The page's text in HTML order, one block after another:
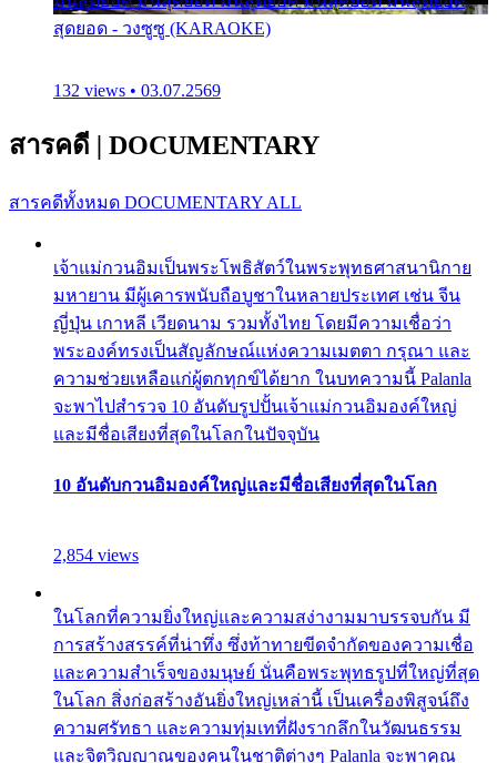
สุดยอด - วงซูซู (KARAOKE)
132 views • 03.07.2569
สารคดี | DOCUMENTARY
สารคดีทั้งหมด DOCUMENTARY ALL
เจ้าแม่กวนอิมเป็นพระโพธิสัตว์ในพระพุทธศาสนานิกาย
มหายาน มีผู้เคารพนับถือบูชาในหลายประเทศ เช่น จีน
ญี่ปุ่น เกาหลี เวียดนาม รวมทั้งไทย โดยมีความเชื่อว่า
พระองค์ทรงเป็นสัญลักษณ์แห่งความเมตตา กรุณา และ
ความช่วยเหลือแก่ผู้ตกทุกข์ได้ยาก ในบทความนี้ Palanla
จะพาไปสำรวจ 10 อันดับรูปปั้นเจ้าแม่กวนอิมองค์ใหญ่
และมีชื่อเสียงที่สุดในโลกในปัจจุบัน
10 อันดับกวนอิมองค์ใหญ่และมีชื่อเสียงที่สุดในโลก
2,854 views
ในโลกที่ความยิ่งใหญ่และความสง่างามมาบรรจบกัน มี
การสร้างสรรค์ที่น่าทึ่ง ซึ่งท้าทายขีดจำกัดของความเชื่อ
และความสำเร็จของมนุษย์ นั่นคือพระพุทธรูปที่ใหญ่ที่สุด
ในโลก สิ่งก่อสร้างอันยิ่งใหญ่เหล่านี้ เป็นเครื่องพิสูจน์ถึง
ความศรัทธา และความทุ่มเทที่ฝังรากลึกในวัฒนธรรม
และจิตวิญญาณของคนในชาติต่างๆ Palanla จะพาคุณ